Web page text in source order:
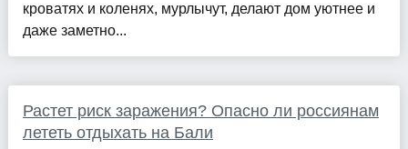
кроватях и коленях, мурлычут, делают дом уютнее и
даже заметно...
Растет риск заражения? Опасно ли россиянам
лететь отдыхать на Бали